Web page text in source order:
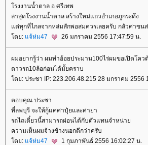
รงงานน้ำตาล อ ศรีเทพ
ล่าสุดโรงงานน้ำตาล สร้างใหม่แถวอำเภอภูกระดึง
ต่ทุกที่ไกลจากหล่มสักพอสมควรเลยครับ กลัวค่าขน
ดย: จ้ห่ม47 26 มกราคม 2556 17:47:59 น.
ผมอยากรู้ว่า ผมทำอ้อยประมาน100ไร่ผมขอเปิดโคว
ดาวรถ10ล้อก่อนได้มั้ยคราบ
ดย: ประชา IP: 223.206.48.215 28 มกราคม 2556
ตอบคุณ ประชา
ที่ลพบุรี จะให้กู้แค่ค่าปุ๋ยและค่ายา
รถไถเดี๋ยวนี้สามารถผ่อนได้กับตัวแทนจำหน่า
ความเห็นผมจ้างข้างนอกดีกว่าครับ
ดย: จ้ห่ม47 1 กุมภาพันธ์ 2556 16:02:27 น.